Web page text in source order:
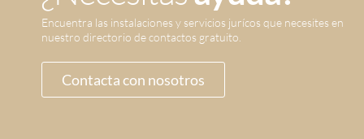
Encuentra las instalaciones y servicios jurícos que necesites en
nuestro directorio de contactos gratuito.
Contacta con nosotros